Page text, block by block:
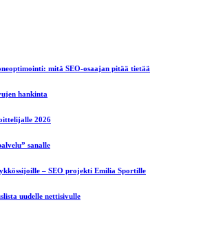
mitä SEO-osaajan pitää tietää
hankinta
2026
sanalle
– SEO projekti Emilia Sportille
uudelle nettisivulle